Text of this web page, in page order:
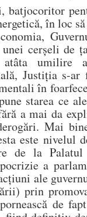
batjocoritor
în loc
unei cerșeli de
umilire
Justiția s-
în
starea ce
a mai da
Mai
este nivelul
de la
a
ale
prin
de